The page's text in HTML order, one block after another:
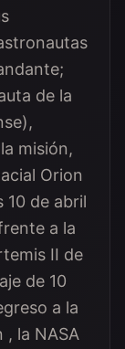
de la
misión,
Orion
10 de abril
a la
II de
de 10
a la
, la NASA